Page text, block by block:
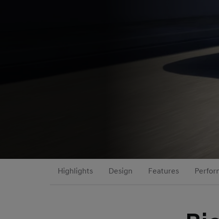
Highlights Design Features